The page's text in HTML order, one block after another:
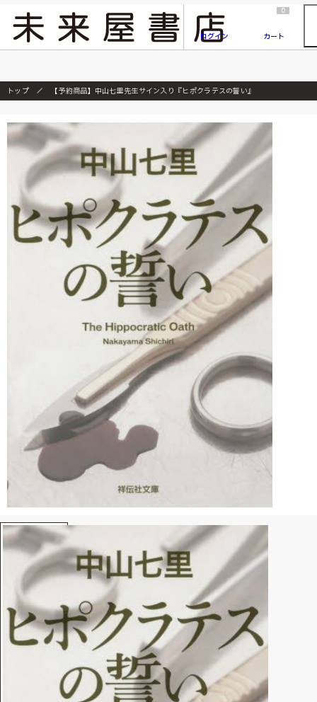
『ONE PIECE magazine 021 ONE PIECEカード付き同梱版』発売延期のご案内
ログイン
0
カート
トップ 【予約商品】中山七里先生サイン入り『ヒポクラテスの誓い』